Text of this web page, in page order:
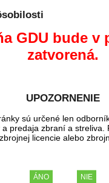
zámky na zbrane
GDU bude v
zatvorená.
UPOZORNENIE
sú určené len
predaja zbraní a streliva.
licencie alebo